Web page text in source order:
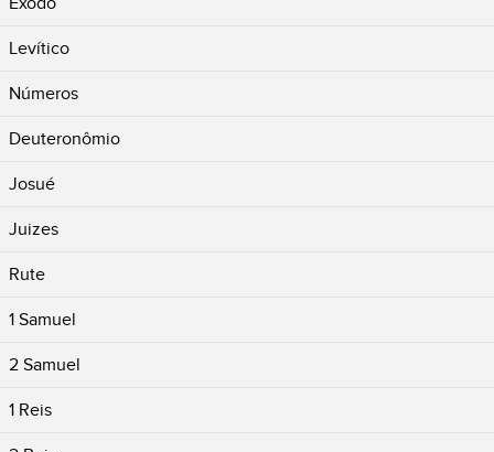
Levítico
Números
Deuteronômio
Josué
Juizes
Rute
1 Samuel
2 Samuel
1 Reis